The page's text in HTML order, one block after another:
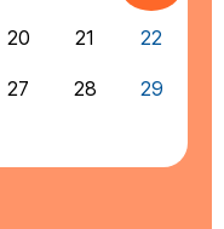
20 21 22
27 28 29